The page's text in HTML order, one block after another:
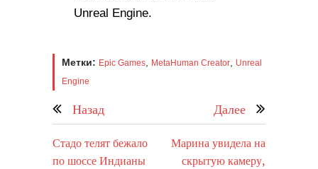
Unreal Engine.
Метки: Epic Games MetaHuman Creator
Unreal
Engine
Назад Далее
Стадо телят бежало
по шоссе Индианы
Марина увидела на
скрытую камеру,